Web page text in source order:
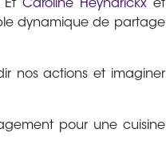
Et Caroline Heyndrickxet
dynamique de partage
nos actions et imaginer
pour une cuisine